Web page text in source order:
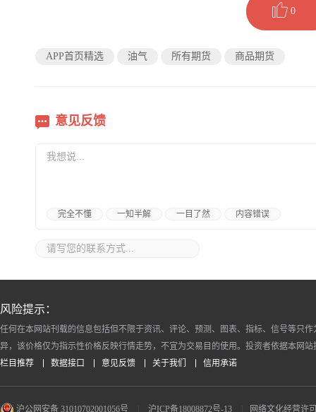
0
APP首页精选 油气 所有期货 商品期货
意见反馈
完全不懂 一知半解 一目了然 内容错误
风险提示：
任何在本网站刊载的信息包括但不限于资讯、评论、预测、图表、指标、信号等只
异，该价格仅为指示性价格反映行情走势，不宜为交易目的使用。投资者依据本网
栏目推荐
数据接口 意见反馈 关于我们 信用承诺
沪公网安备 31010702001056号 沪ICP备18008872号-13 网络文化经营许